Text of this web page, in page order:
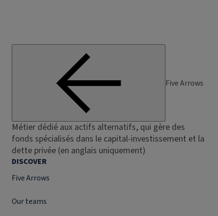
Five Arrows
Métier dédié aux actifs alternatifs, qui gère des
fonds spécialisés dans le capital-investissement et la
dette privée (en anglais uniquement)
DISCOVER
Five Arrows
Our teams